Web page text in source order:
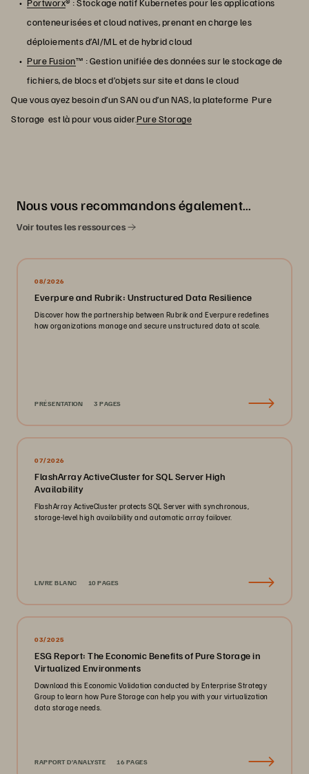
Portworx® : Stockage natif Kubernetes pour les applications
conteneurisées et cloud natives, prenant en charge les
déploiements d’AI/ML et de hybrid cloud
Pure Fusion™ : Gestion unifiée des données sur le stockage de
fichiers, de blocs et d’objets sur site et dans le cloud
Que vous ayez besoin d’un SAN ou d’un NAS, la plateforme Pure
Storage est là pour vous aider.Pure Storage
Nous vous recommandons également…
Voir toutes les ressources
08/2026
Everpure and Rubrik: Unstructured Data Resilience
Discover how the partnership between Rubrik and Everpure redefines
how organizations manage and secure unstructured data at scale.
PRÉSENTATION 3 PAGES
07/2026
FlashArray ActiveCluster for SQL Server High
Availability
FlashArray ActiveCluster protects SQL Server with synchronous,
storage-level high availability and automatic array failover.
LIVRE BLANC 10 PAGES
03/2025
ESG Report: The Economic Benefits of Pure Storage in
Virtualized Environments
Download this Economic Validation conducted by Enterprise Strategy
Group to learn how Pure Storage can help you with your virtualization
data storage needs.
RAPPORT D’ANALYSTE 16 PAGES